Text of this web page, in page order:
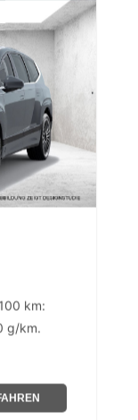
km:
g/km.